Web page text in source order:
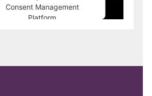
Consent Management
Platform